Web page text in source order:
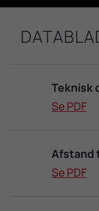
Teknisk
Se PDF
Afstand
Se PDF